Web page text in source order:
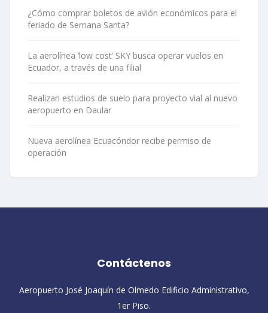
¿Cómo comprar boletos de avión económicos para el
feriado de Semana Santa?
La aerolínea ‘low cost’ SKY busca operar vuelos en
Ecuador, a través de una filial
Realizan estudios de suelo para proyecto vial al nuevo
aeropuerto en Daular
Nueva aerolínea Ecuacóndor recibe permiso de
operación
Contáctenos
Aeropuerto José Joaquín de Olmedo Edificio Administrativo,
1er Piso.